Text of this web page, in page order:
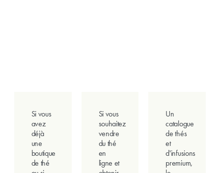
Si vous
avez
déjà
une
boutique
de thé
Si vous
souhaitez
vendre
du thé
en
ligne et
Un
catalogue
de thés
et
d'infusions
premium,